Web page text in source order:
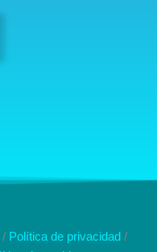
Política de privacidad/